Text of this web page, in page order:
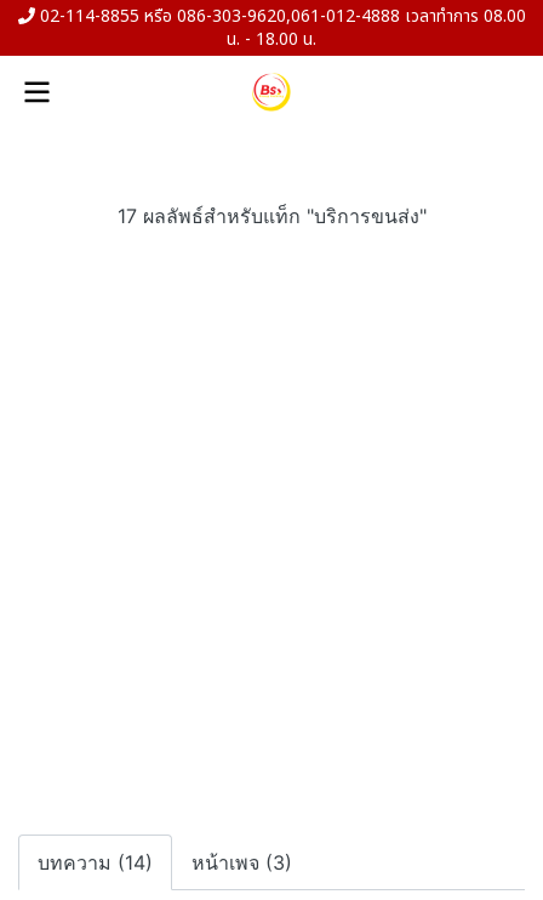
02-114-8855 หรือ 086-303-9620,061-012-4888 เวลาทำการ 08.00
น. - 18.00 น.
17 ผลลัพธ์สำหรับแท็ก "บริการขนส่ง"
บทความ (14) หน้าเพจ (3)